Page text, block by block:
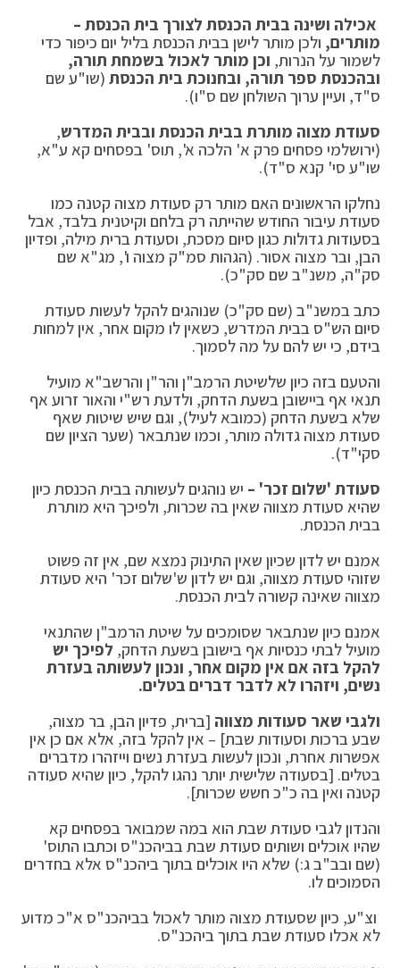
אכילה ושינה בבית הכנסת לצורך בית הכנסת –
מותרים, ולכן מותר לישן בבית הכנסת בליל יום כיפור כדי
לשמור על הנרות, וכן מותר לאכול בשמחת תורה,
ובהכנסת ספר תורה, ובחנוכת בית הכנסת (שו"ע שם
ס"ד, ועיין ערוך השולחן שם ס"ו).
סעודת מצוה מותרת בבית הכנסת ובבית המדרש,
(ירושלמי פסחים פרק א' הלכה א', תוס' בפסחים קא ע"א,
שו"ע סי' קנא ס"ד).
נחלקו הראשונים האם מותר רק סעודת מצוה קטנה כמו
סעודת עיבור החודש שהייתה רק בלחם וקיטנית בלבד, אבל
בסעודות גדולות כגון סיום מסכת, וסעודת ברית מילה, ופדיון
הבן, ובר מצוה אסור. (הגהות סמ"ק מצוה ו', מג"א שם
סק"ה, משנ"ב שם סק"כ).
כתב במשנ"ב (שם סק"כ) שנוהגים להקל לעשות סעודת
סיום הש"ס בבית המדרש, כשאין לו מקום אחר, אין למחות
בידם, כי יש להם על מה לסמוך.
והטעם בזה כיון שלשיטת הרמב"ן והר"ן והרשב"א מועיל
תנאי אף ביישובן בשעת הדחק, ולדעת רש"י והאור זרוע אף
שלא בשעת הדחק (כמובא לעיל), וגם שיש שיטות שאף
סעודת מצוה גדולה מותר, וכמו שנתבאר (שער הציון שם
סקי"ד).
סעודת 'שלום זכר' – יש נוהגים לעשותה בבית הכנסת כיון
שהיא סעודת מצווה שאין בה שכרות, ולפיכך היא מותרת
בבית הכנסת.
אמנם יש לדון שכיון שאין התינוק נמצא שם, אין זה פשוט
שזוהי סעודת מצווה, וגם יש לדון ש'שלום זכר' היא סעודת
מצווה שאינה קשורה לבית הכנסת.
אמנם כיון שנתבאר שסומכים על שיטת הרמב"ן שהתנאי
מועיל לבתי כנסיות אף בישובן בשעת הדחק, לפיכך יש
להקל בזה אם אין מקום אחר, ונכון לעשותה בעזרת
נשים, ויזהרו לא לדבר דברים בטלים.
ולגבי שאר סעודות מצווה [ברית, פדיון הבן, בר מצוה,
שבע ברכות וסעודות שבת] – אין להקל בזה, אלא אם כן אין
אפשרות אחרת, ונכון לעשות בעזרת נשים וייזהרו מדברים
בטלים. [בסעודה שלישית יותר נהגו להקל, כיון שהיא סעודה
קטנה ואין בה כ"כ חשש שכרות].
והנדון לגבי סעודת שבת הוא במה שמבואר בפסחים קא
שהיו אוכלים ושותים סעודת שבת בביהכנ"ס וכתבו התוס'
(שם ובב"ב ג:) שלא היו אוכלים בתוך ביהכנ"ס אלא בחדרים
הסמוכים לו.
וצ"ע, כיון שסעודת מצוה מותר לאכול בביהכנ"ס א"כ מדוע
לא אכלו סעודת שבת בתוך ביהכנ"ס.